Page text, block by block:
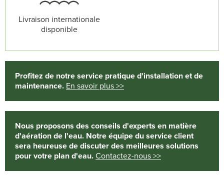
Livraison internationale
disponible
Profitez de notre service pratique d'installation et de
maintenance. En savoir plus >>
Nous proposons des conseils d'experts en matière
d'aération de l'eau. Notre équipe du service client
sera heureuse de discuter des meilleures solutions
pour votre plan d'eau.Contactez-nous >>